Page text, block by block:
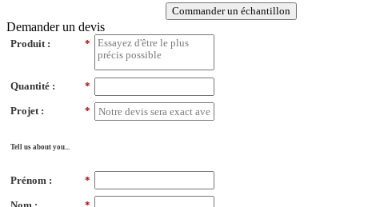
Commander un échantillon
Demander un devis
*
Produit :
*
Quantité :
*
Projet :
Tell us about you...
*
Prénom :